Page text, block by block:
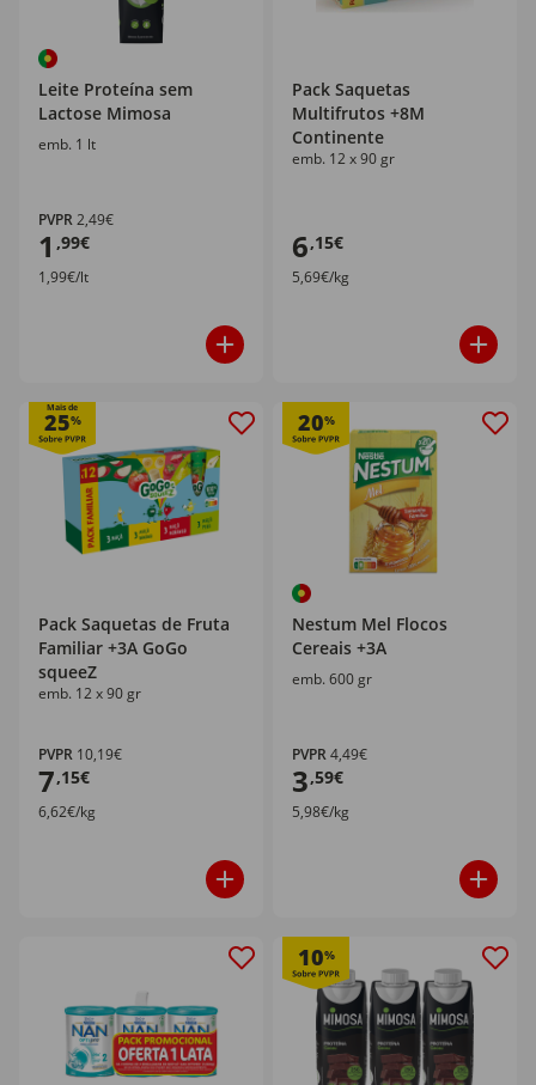
Leite Proteína sem
Lactose Mimosa
emb. 1 lt
PVPR2,49€
1 ,99€
1,99€/lt
Pack Saquetas
Multifrutos +8M
Continente
emb. 12 x 90 gr
6,15€
5,69€/kg
Mais de
25%
Pack Saquetas de Fruta
Familiar +3A GoGo
squeeZ
emb. 12 x 90 gr
PVPR 10,19€
7,15€
6,62€/kg
20%
Nestum Mel Flocos
Cereais +3A
emb. 600 gr
PVPR4,49€
3,59€
5,98€/kg
10%